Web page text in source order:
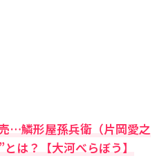
…鱗形屋孫兵衛（片岡愛之
は？【大河べらぼう】